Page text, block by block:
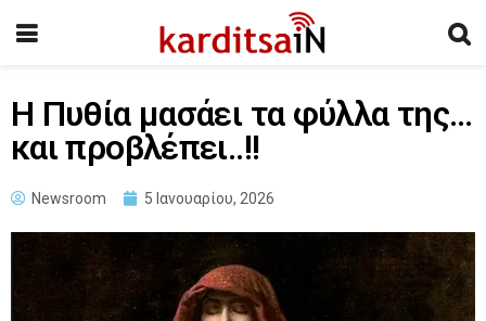
Η Πυθία μασάει τα φύλλα της…
και προβλέπει..!!
Newsroom 5 Ιανουαρίου, 2026